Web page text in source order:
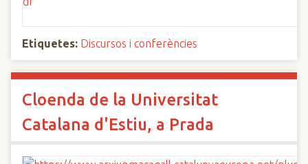
Etiquetes: Discursos i conferències
Cloenda de la Universitat
Catalana d'Estiu, a Prada